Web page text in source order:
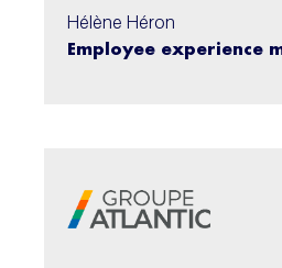
Hélène Héron
Employee experience